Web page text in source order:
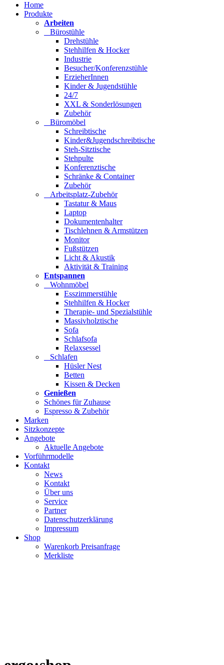
Home
Produkte
Arbeiten
Bürostühle
Drehstühle
Stehhilfen & Hocker
Industrie
Besucher/Konferenzstühle
ErzieherInnen
Kinder & Jugendstühle
24/7
XXL & Sonderlösungen
Zubehör
Büromöbel
Schreibtische
Kinder&Jugendschreibtische
Steh-Sitztische
Stehpulte
Konferenztische
Schränke & Container
Zubehör
Arbeitsplatz-Zubehör
Tastatur & Maus
Laptop
Dokumentenhalter
Tischlehnen & Armstützen
Monitor
Fußstützen
Licht & Akustik
Aktivität & Training
Entspannen
Wohnmöbel
Esszimmerstühle
Stehhilfen & Hocker
Therapie- und Spezialstühle
Massivholztische
Sofa
Schlafsofa
Relaxsessel
Schlafen
Hüsler Nest
Betten
Kissen & Decken
Genießen
Schönes für Zuhause
Espresso & Zubehör
Marken
Sitzkonzepte
Angebote
Aktuelle Angebote
Vorführmodelle
Kontakt
News
Kontakt
Über uns
Service
Partner
Datenschutzerklärung
Impressum
Shop
Warenkorb Preisanfrage
Merkliste